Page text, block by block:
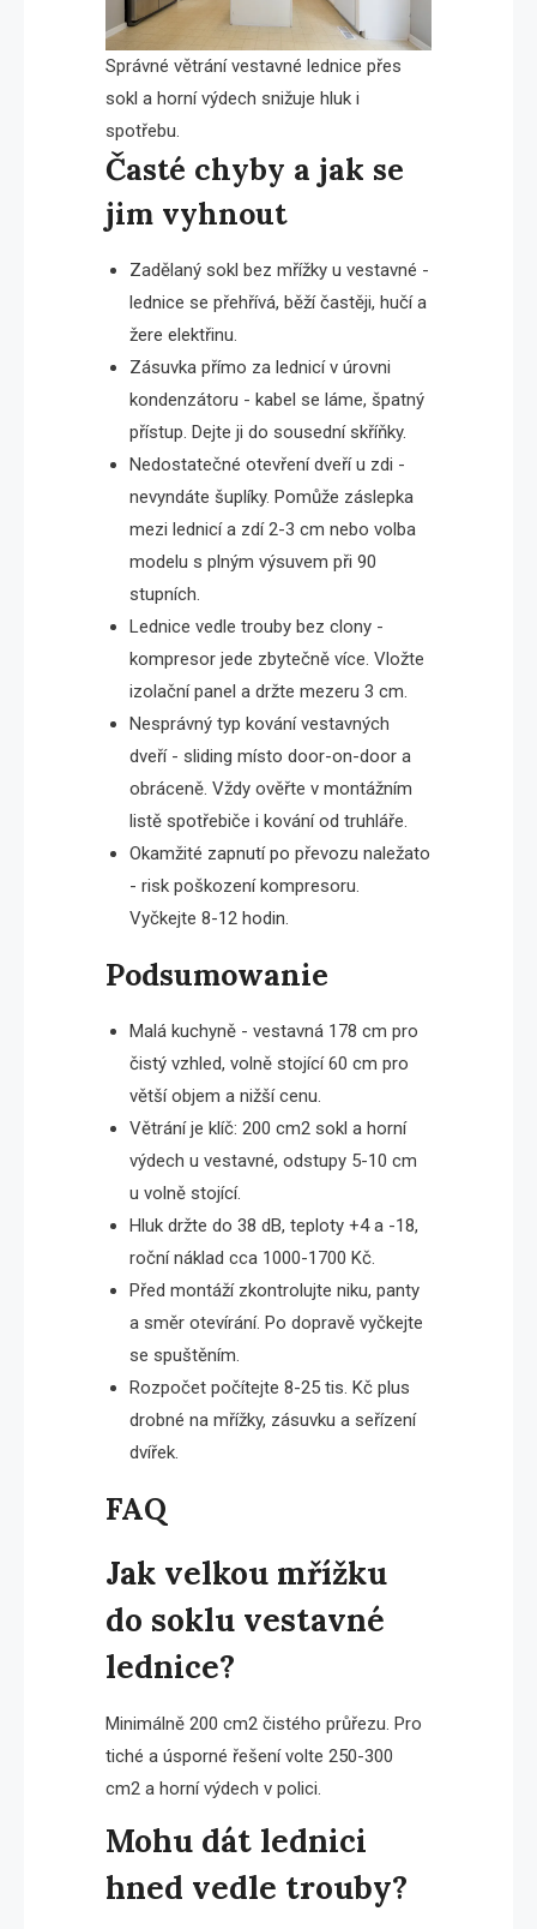
Správné větrání vestavné lednice přes
sokl a horní výdech snižuje hluk i
spotřebu.
Časté chyby a jak se
jim vyhnout
Zadělaný sokl bez mřížky u vestavné -
lednice se přehřívá, běží častěji, hučí a
žere elektřinu.
Zásuvka přímo za lednicí v úrovni
kondenzátoru - kabel se láme, špatný
přístup. Dejte ji do sousední skříňky.
Nedostatečné otevření dveří u zdi -
nevyndáte šuplíky. Pomůže záslepka
mezi lednicí a zdí 2-3 cm nebo volba
modelu s plným výsuvem při 90
stupních.
Lednice vedle trouby bez clony -
kompresor jede zbytečně více. Vložte
izolační panel a držte mezeru 3 cm.
Nesprávný typ kování vestavných
dveří - sliding místo door-on-door a
obráceně. Vždy ověřte v montážním
listě spotřebiče i kování od truhláře.
Okamžité zapnutí po převozu naležato
- risk poškození kompresoru.
Vyčkejte 8-12 hodin.
Podsumowanie
Malá kuchyně - vestavná 178 cm pro
čistý vzhled, volně stojící 60 cm pro
větší objem a nižší cenu.
Větrání je klíč: 200 cm2 sokl a horní
výdech u vestavné, odstupy 5-10 cm
u volně stojící.
Hluk držte do 38 dB, teploty +4 a -18,
roční náklad cca 1000-1700 Kč.
Před montáží zkontrolujte niku, panty
a směr otevírání. Po dopravě vyčkejte
se spuštěním.
Rozpočet počítejte 8-25 tis. Kč plus
drobné na mřížky, zásuvku a seřízení
dvířek.
FAQ
Jak velkou mřížku
do soklu vestavné
lednice?
Minimálně 200 cm2 čistého průřezu. Pro
tiché a úsporné řešení volte 250-300
cm2 a horní výdech v polici.
Mohu dát lednici
hned vedle trouby?